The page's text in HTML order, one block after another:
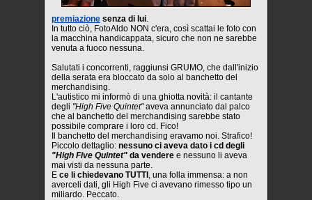
premiazione senza di lui.
In tutto ciò, FotoAldo NON c'era, così scattai le foto con
la macchina handicappata, sicuro che non ne sarebbe
venuta a fuoco nessuna.
Salutati i concorrenti, raggiunsi GRUMO, che dall'inizio
della serata era bloccato da solo al banchetto del
merchandising.
L'autistico mi informò di una ghiotta novità: il cantante
degli "High Five Quintet"aveva annunciato dal palco
che al banchetto del merchandising sarebbe stato
possibile comprare i loro cd. Fico!
Il banchetto del merchandising eravamo noi. Strafico!
Piccolo dettaglio: nessuno ci aveva dato i cd degli
"High Five Quintet" da vendere e nessuno li aveva
mai visti da nessuna parte.
E ce li chiedevano TUTTI , una folla immensa: a non
averceli dati, gli High Five ci avevano rimesso tipo un
miliardo. Peccato.